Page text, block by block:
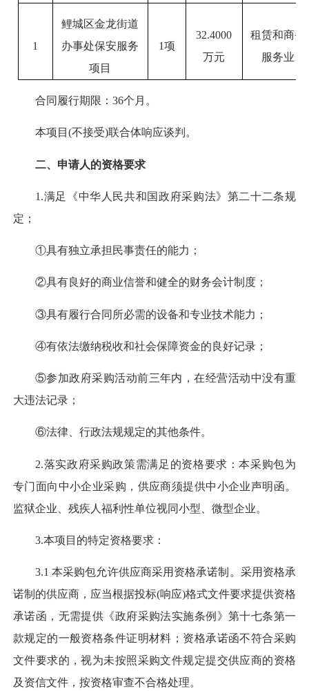
1
鲤城区金龙街道
办事处保安服务
项目
1项
32.4000
万元
租赁和商务
服务业
合同履行期限： 36个月 。
本项目 (不接受)联合体响应谈判。
二、申请人的资格要求
1.满足《中华人民共和国政府采购法》第二十二条规
定；
①具有独立承担民事责任的能力；
②具有良好的商业信誉和健全的财务会计制度；
③具有履行合同所必需的设备和专业技术能力；
④有依法缴纳税收和社会保障资金的良好记录；
⑤参加政府采购活动前三年内，在经营活动中没有重
大违法记录；
⑥法律、行政法规规定的其他条件。
2.落实政府采购政策需满足的资格要求：本采购包为
专门面向中小企业采购，供应商须提供中小企业声明函。
监狱企业、残疾人福利性单位视同小型、微型企业。
3.本项目的特定资格要求：
3.1本采购包允许供应商采用资格承诺制。采用资格承
诺制的供应商，应当根据投标(响应)格式文件要求提供资格
承诺函，无需提供《政府采购法实施条例》第十七条第一
款规定的一般资格条件证明材料；资格承诺函不符合采购
文件要求的，视为未按照采购文件规定提交供应商的资格
及资信文件，按资格审查不合格处理。